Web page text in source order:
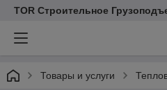
TOR Строительное
Товары и услуги